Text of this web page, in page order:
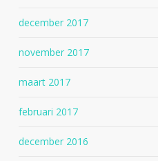
december 2017
november 2017
maart 2017
februari 2017
december 2016